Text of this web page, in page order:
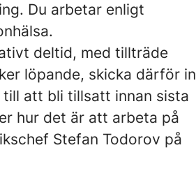
Du arbetar enligt
deltid, med tillträde
löpande, skicka därför in
till att bli tillsatt innan sista
hur det är att arbeta på
Stefan Todorov på